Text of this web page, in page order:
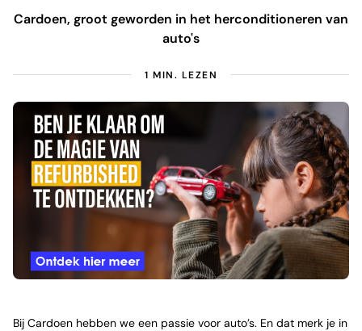
Cardoen, groot geworden in het herconditioneren van
auto's
1 MIN. LEZEN
Bij Cardoen hebben we een passie voor auto’s. En dat merk je in